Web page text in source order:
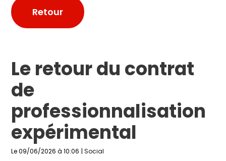
Retour
Le retour du contrat
de
professionnalisation
expérimental
Le 09/06/2026 à 10:06 | Social